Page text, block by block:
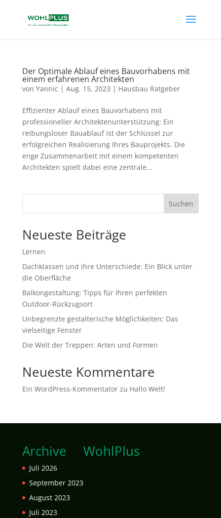
Der Optimale Ablauf eines Bauvorhabens mit
einem erfahrenen Architekten
von Yannic | Aug. 15, 2023 | Hausbau Ratgeber
Effizienter Ablauf eines Bauvorhabens mit
professioneller Architektenunterstützung: Ein
reibungsloser Bauablauf ist der Schlüssel zur
erfolgreichen Realisierung Ihres Bauprojekts. Die
enge Zusammenarbeit mit einem kompetenten
Architekten spielt dabei eine zentrale...
Suchen
Neueste Beiträge
Lernen
Dachklassen und ihre Unterschiede: Ein Blick unter
die Oberfläche
Balkongestaltung: Tipps für Ihren perfekten
Outdoor-Rückzugsort
Unbegrenzte gestalterische Möglichkeiten: Das
vielseitige Fenster
Die Welt der Treppen: Arten und Formen
Neueste Kommentare
Ein WordPress-Kommentatorzu Hallo Welt!
Archive
Juli 2026
September 2023
August 2023
Juli 2023
WohlPlus